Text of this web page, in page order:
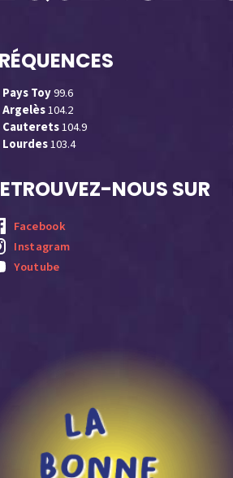
Pays Toy99.6
Argelès104.2
Cauterets104.9
Lourdes103.4
NOUS SUR
Facebook
Instagram
Youtube